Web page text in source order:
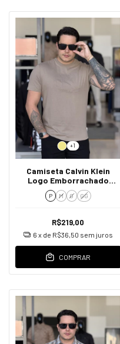
+1
Camiseta Calvin Klein
Logo Emborrachado
Masculino
P M G GG
R$219,00
6 x de R$36,50 sem juros
COMPRAR